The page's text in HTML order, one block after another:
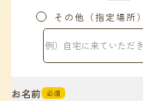
その他（指定場所）
お名前 必須